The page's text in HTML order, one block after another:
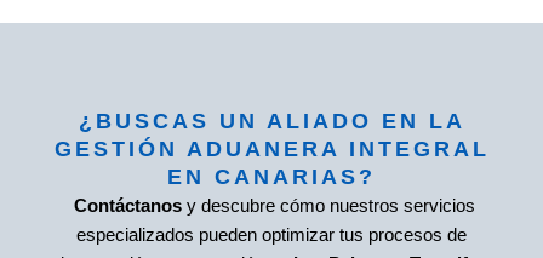
¿BUSCAS UN ALIADO EN LA
GESTIÓN ADUANERA INTEGRAL
EN CANARIAS?
Contáctanosy descubre cómo nuestros servicios
especializados pueden optimizar tus procesos de